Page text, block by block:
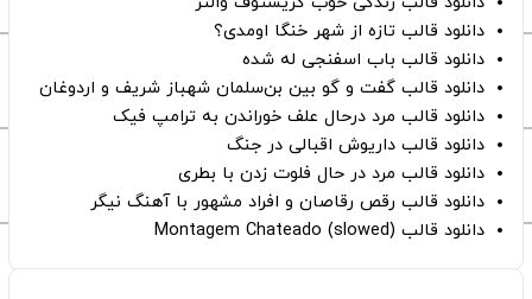
دانلود قالب تازه از شهر خنگا اومدی؟
دانلود قالب باب اسفنجی له شده
دانلود قالب گفت و گو بین بن‌سلمان شهباز شریف و اردوغان
دانلود قالب مرد درحال علف خوراندن به ترامپ فیک
دانلود قالب داریوش اقبالی در جنگ
دانلود قالب مرد در حال فلوت زدن با بطری
دانلود قالب رقص رقاصان و افراد مشهور با آهنگ نیگر
دانلود قالب Montagem Chateado (slowed)